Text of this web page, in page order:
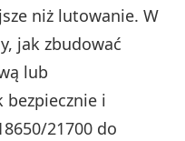
niż lutowanie. W
jak zbudować
lub
i
21700 do